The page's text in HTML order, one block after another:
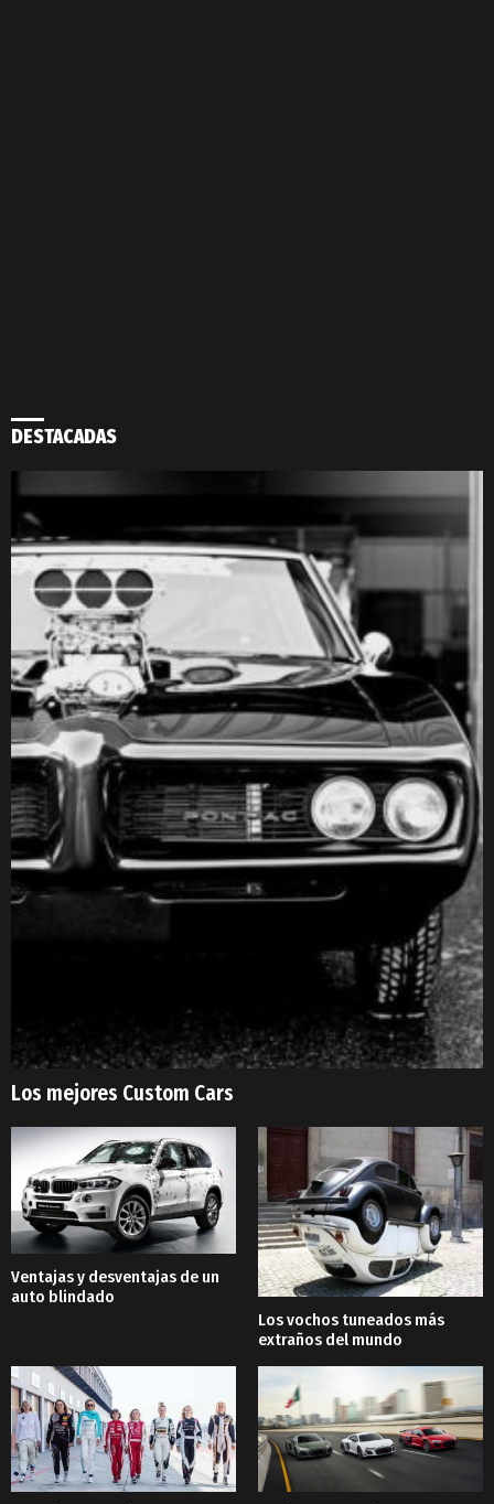
DESTACADAS
Los mejores Custom Cars
Ventajas y desventajas de un
auto blindado
Los vochos tuneados más
extraños del mundo